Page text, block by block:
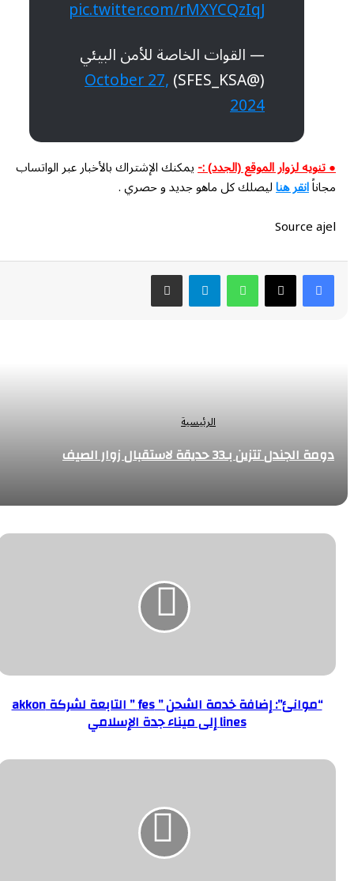
pic.twitter.com/rMXYCQzIqJ
— القوات الخاصة للأمن البيئي
(@SFES_KSA)
October 27,
2024
● تنويه لزوار الموقع (الجدد) :-يمكنك الإشتراك بالأخبار عبر الواتساب
مجاناًانقر هناليصلك كل ماهو جديد و حصري .
Source ajel
واتسابتيلقراممشاركة عبر البريد
الرئيسية
دومة الجندل تتزين بـ33 حديقة لاستقبال زوار الصيف
“موانئ”:
لشركة
“موانئ”: إضافة خدمة الشحن ” fes ” التابعة لشركة akkon
lines إلى ميناء جدة الإسلامي
انطلاق